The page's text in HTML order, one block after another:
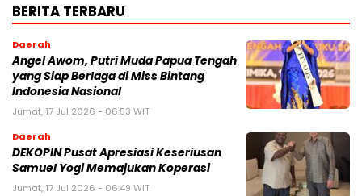
BERITA TERBARU
Daerah
Angel Awom, Putri Muda Papua Tengah
yang Siap Berlaga di Miss Bintang
Indonesia Nasional
Jumat, 17 Jul 2026 - 06:53 WIT
Daerah
DEKOPIN Pusat Apresiasi Keseriusan
Samuel Yogi Memajukan Koperasi
Jumat, 17 Jul 2026 - 06:49 WIT